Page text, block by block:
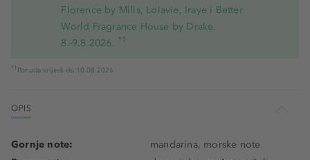
Florence by Mills, Lolavie, Iraye i Better
World Fragrance House by Drake.
8.-9.8.2026. *1
*1 Ponuda vrijedi do 10.08.2026
OPIS
Gornje note:
mandarina, morske note